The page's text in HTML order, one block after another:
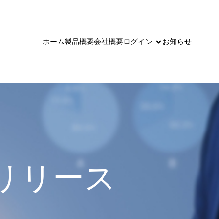
ホーム製品概要会社概要ログイン お知らせ
リース